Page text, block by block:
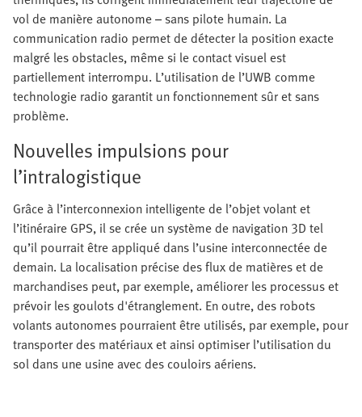
vol de manière autonome – sans pilote humain. La
communication radio permet de détecter la position exacte
malgré les obstacles, même si le contact visuel est
partiellement interrompu. L’utilisation de l’UWB comme
technologie radio garantit un fonctionnement sûr et sans
problème.
Nouvelles impulsions pour
l’intralogistique
Grâce à l’interconnexion intelligente de l’objet volant et
l’itinéraire GPS, il se crée un système de navigation 3D tel
qu’il pourrait être appliqué dans l’usine interconnectée de
demain. La localisation précise des flux de matières et de
marchandises peut, par exemple, améliorer les processus et
prévoir les goulots d'étranglement. En outre, des robots
volants autonomes pourraient être utilisés, par exemple, pour
transporter des matériaux et ainsi optimiser l’utilisation du
sol dans une usine avec des couloirs aériens.